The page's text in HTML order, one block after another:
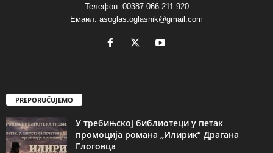
Телефон: 00387 066 211 920
Емаил: asoglas.oglasnik@gmail.com
PREPORUČUJEMO
У требињској библиотеци у петак
промоција романа „Илирик“ Драгана
Глоговца